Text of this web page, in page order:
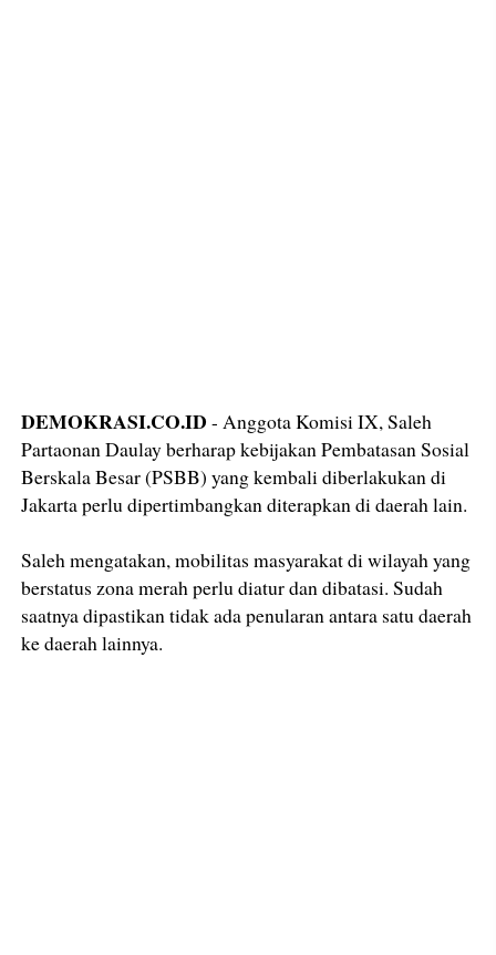
DEMOKRASI.CO.ID - Anggota Komisi IX, Saleh
Partaonan Daulay berharap kebijakan Pembatasan Sosial
Berskala Besar (PSBB) yang kembali diberlakukan di
Jakarta perlu dipertimbangkan diterapkan di daerah lain.
Saleh mengatakan, mobilitas masyarakat di wilayah yang
berstatus zona merah perlu diatur dan dibatasi. Sudah
saatnya dipastikan tidak ada penularan antara satu daerah
ke daerah lainnya.